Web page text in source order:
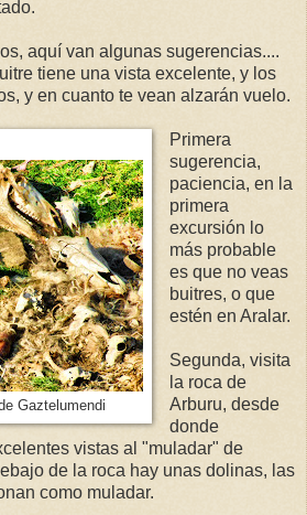
aquí van algunas sugerencias....
tiene una vista excelente, y los
y en cuanto te vean alzarán vuelo.
Gaztelumendi
Primera
sugerencia,
paciencia, en la
primera
excursión lo
más probable
es que no veas
buitres, o que
estén en Aralar.
Segunda, visita
la roca de
Arburu, desde
donde
vistas al "muladar" de
de la roca hay unas dolinas, las
como muladar.